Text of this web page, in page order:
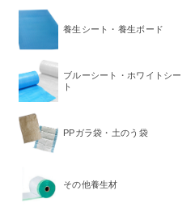
養生シート・養生ボード
ブルーシート・ホワイトシー
ト
PPガラ袋・土のう袋
その他養生材